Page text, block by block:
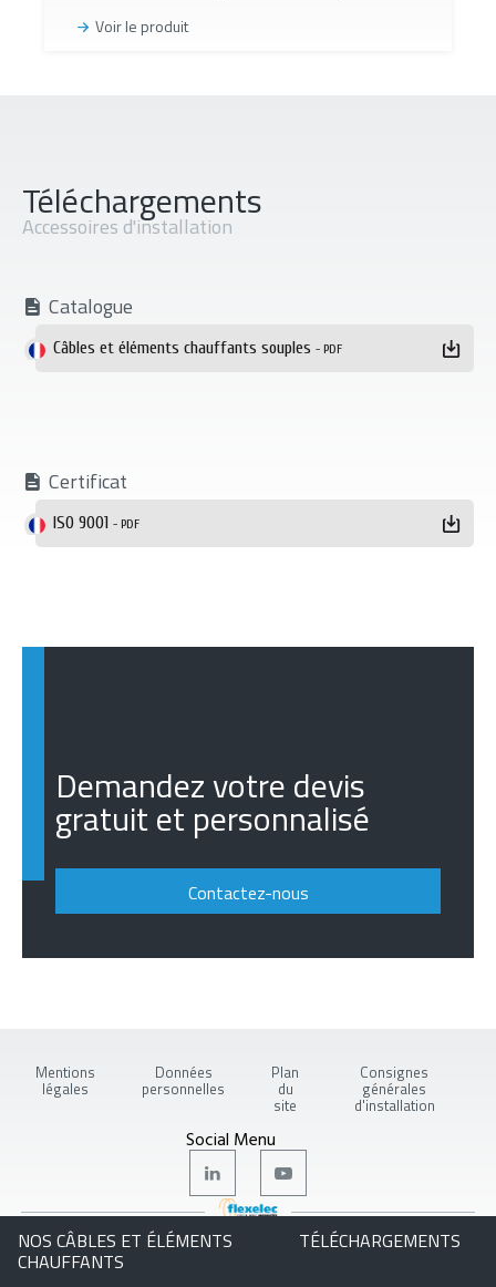
NOS CÂBLES ET ÉLÉMENTS
CHAUFFANTS
TÉLÉCHARGEMENTS
Voir le produit
Téléchargements
Accessoires d'installation
Téléchargement
Catalogue
Câbles et éléments chauffants souples - PDF
Certificat
ISO 9001 - PDF
Demandez votre devis
gratuit et personnalisé
Contactez-nous
Mentions
légales
Données
personnelles
Plan
du
site
Consignes
générales
d'installation
Copyright © 2026 Flexelec
Social Menu